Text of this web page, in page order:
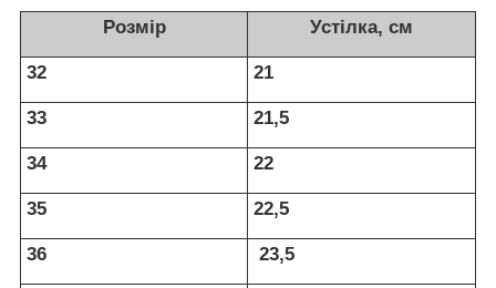
Розмір Устілка, см
32 21
33 21,5
34 22
35 22,5
36 23,5